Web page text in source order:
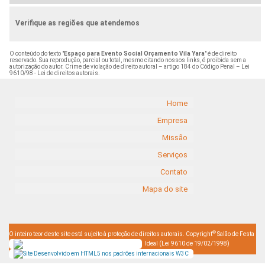
Verifique as regiões que atendemos
O conteúdo do texto "Espaço para Evento Social Orçamento Vila Yara" é de direito
reservado. Sua reprodução, parcial ou total, mesmo citando nossos links, é proibida sem a
autorização do autor. Crime de violação de direito autoral – artigo 184 do Código Penal –
Lei
9610/98 - Lei de direitos autorais
Home
Empresa
Missão
Serviços
Contato
Mapa do site
O inteiro teor deste site está sujeito à proteção de direitos autorais. Copyright© Salão de Festa
Ideal (Lei 9610 de 19/02/1998)